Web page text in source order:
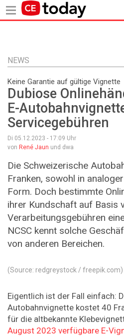
Inhalt
NEWS
Keine Garantie auf gültige Vignette
Dubiose
E-
Servicegebühren
Di 05.12.2023 - 17:09 Uhr
von René Jaun und dwa
Die Schweizerische
Franken, sowohl in
Form. Doch bestimmte
ihrer Kundschaft auf Basis
Verarbeitungsgebühren
NCSC kennt solche
von anderen Bereichen.
(Source: redgreystock / freepik.com)
Eigentlich ist der Fall einfach:
Autobahnvignette kostet 40
für die altbekannte
August 2023 verfügbare E-